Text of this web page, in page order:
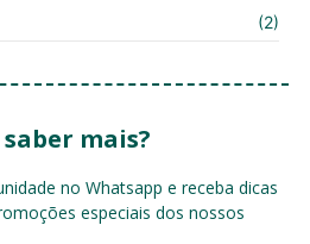
(2)
mais?
no Whatsapp e receba dicas
especiais dos nossos